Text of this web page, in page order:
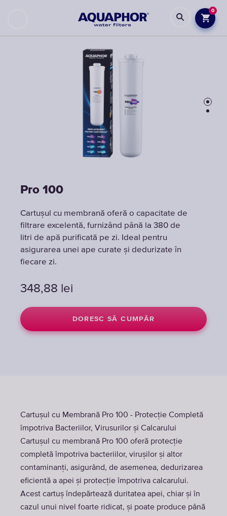
0
Pro 100
Cartușul cu membrană oferă o capacitate de
filtrare excelentă, furnizând până la 380 de
litri de apă purificată pe zi. Ideal pentru
asigurarea unei ape curate și dedurizate în
fiecare zi.
348,88 lei
DORESC SĂ CUMPĂR
Pro 100
Cartușul cu membrană oferă o capacitate de
filtrare excelentă, furnizând până la 380 de
litri de apă purificată pe zi. Ideal pentru
asigurarea unei ape curate și dedurizate în
fiecare zi.
348,88 lei
DORESC SĂ CUMPĂR
Cartușul cu Membrană Pro 100 - Protecție Completă
împotriva Bacteriilor, Virusurilor și Calcarului
Cartușul cu membrană Pro 100 oferă protecție
completă împotriva bacteriilor, virușilor și altor
contaminanți, asigurând, de asemenea, dedurizarea
eficientă a apei și protecție împotriva calcarului.
Acest cartuș îndepărtează duritatea apei, chiar și în
cazul unui nivel foarte ridicat, și poate produce până